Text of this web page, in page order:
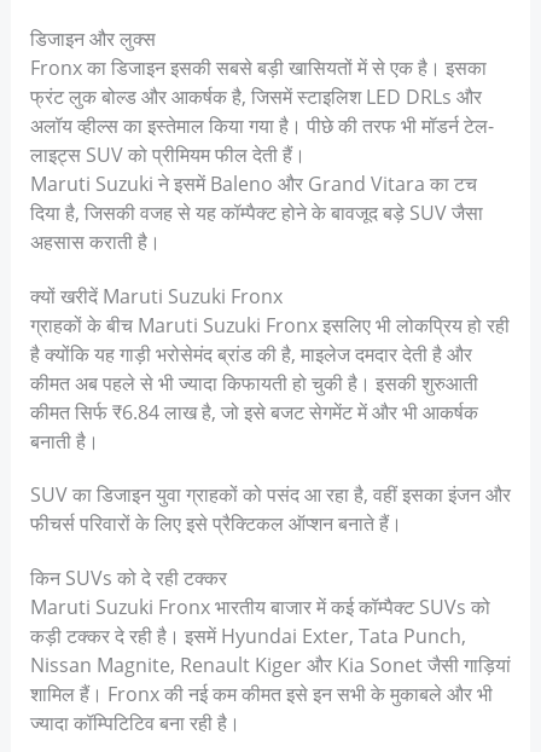
डिजाइन और लुक्स
Fronx का डिजाइन इसकी सबसे बड़ी खासियतों में से एक है। इसका
फ्रंट लुक बोल्ड और आकर्षक है, जिसमें स्टाइलिश LED DRLs और
अलॉय व्हील्स का इस्तेमाल किया गया है। पीछे की तरफ भी मॉडर्न टेल-
लाइट्स SUV को प्रीमियम फील देती हैं।
Maruti Suzuki ने इसमें Baleno और Grand Vitara का टच
दिया है, जिसकी वजह से यह कॉम्पैक्ट होने के बावजूद बड़े SUV जैसा
अहसास कराती है।
क्यों खरीदें Maruti Suzuki Fronx
ग्राहकों के बीच Maruti Suzuki Fronx इसलिए भी लोकप्रिय हो रही
है क्योंकि यह गाड़ी भरोसेमंद ब्रांड की है, माइलेज दमदार देती है और
कीमत अब पहले से भी ज्यादा किफायती हो चुकी है। इसकी शुरुआती
कीमत सिर्फ ₹6.84 लाख है, जो इसे बजट सेगमेंट में और भी आकर्षक
बनाती है।
SUV का डिजाइन युवा ग्राहकों को पसंद आ रहा है, वहीं इसका इंजन और
फीचर्स परिवारों के लिए इसे प्रैक्टिकल ऑप्शन बनाते हैं।
किन SUVs को दे रही टक्कर
Maruti Suzuki Fronx भारतीय बाजार में कई कॉम्पैक्ट SUVs को
कड़ी टक्कर दे रही है। इसमें Hyundai Exter, Tata Punch,
Nissan Magnite, Renault Kiger और Kia Sonet जैसी गाड़ियां
शामिल हैं। Fronx की नई कम कीमत इसे इन सभी के मुकाबले और भी
ज्यादा कॉम्पिटिटिव बना रही है।